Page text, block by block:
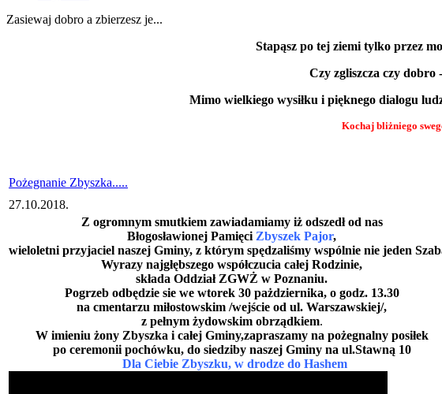
Zasiewaj dobro a zbierzesz je...
Stapąsz po tej ziemi tylko przez
Czy zgliszcza czy
Mimo wielkiego wysiłku i pięknego dialogu
Kochaj bliżniego
Pożegnanie Zbyszka.....
27.10.2018.
Z ogromnym smutkiem zawiadamiamy iż odszedł od nas
Błogosławionej Pamięci Zbyszek Pajor,
wieloletni przyjaciel naszej Gminy, z którym spędzaliśmy wspólnie nie jeden
Wyrazy najgłębszego współczucia całej Rodzinie,
składa Oddział ZGWŻ w Poznaniu.
Pogrzeb odbędzie sie we wtorek 30 pażdziernika, o godz. 13.30
na cmentarzu miłostowskim /wejście od ul. Warszawskiej/,
z pełnym żydowskim obrządkiem.
W imieniu żony Zbyszka i całej Gminy,zapraszamy na pożegnalny posiłek
po ceremonii pochówku, do siedziby naszej Gminy na ul.Stawną 10
Dla Ciebie Zbyszku, w drodze do Hashem